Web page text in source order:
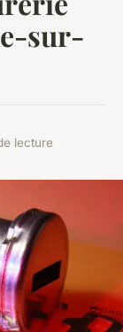
sur-
lecture